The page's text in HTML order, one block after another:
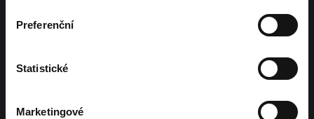
Preferenční
Statistické
Marketingové